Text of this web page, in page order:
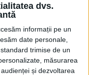
dvs.
informații pe un
date personale,
trimise de un
măsurarea
și dezvoltarea